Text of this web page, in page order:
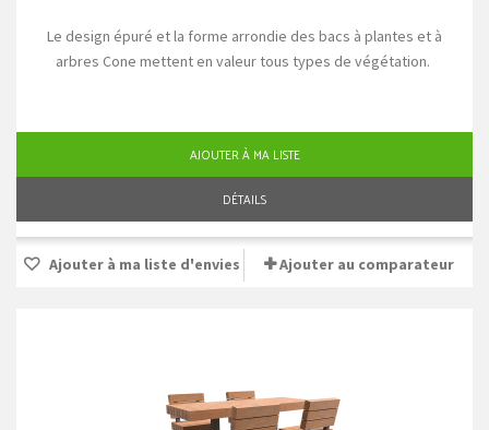
Le design épuré et la forme arrondie des bacs à plantes et à
arbres Cone mettent en valeur tous types de végétation.
AJOUTER À MA LISTE
DÉTAILS
Ajouter à ma liste d'envies Ajouter au comparateur